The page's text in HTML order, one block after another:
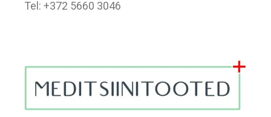
Tel: +372 5660 3046